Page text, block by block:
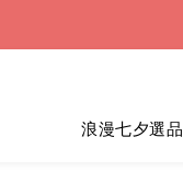
浪漫七夕選品